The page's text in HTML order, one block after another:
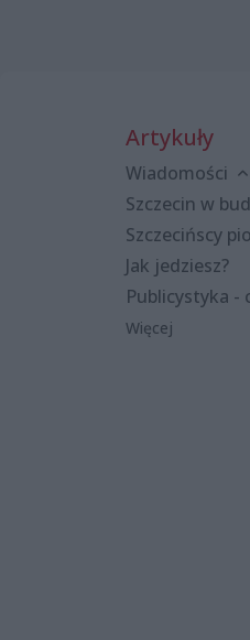
Artykuły
Wiadomości
Szczecin w
Szczecińscy
Jak jedziesz?
Publicystyka -
Więcej